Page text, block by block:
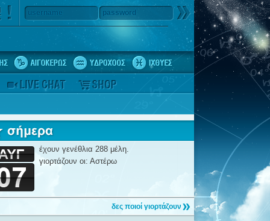
username password
έχουν γενέθλια 288 μέλη.
γιορτάζουν οι: Αστέρω
δες ποιοί γιορτάζουν